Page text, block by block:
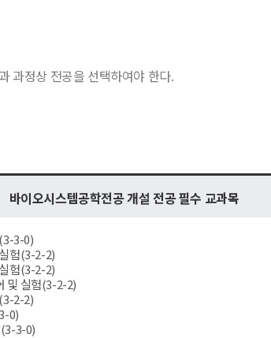
과정상 전공을 선택하여야 한다.
바이오시스템공학전공 개설 전공 필수 교과목
3-0)
험(3-2-2)
험(3-2-2)
및 실험(3-2-2)
2-2)
0)
3-0)